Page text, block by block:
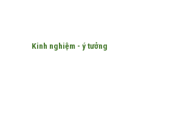
Kinh nghiệm - ý tưởng